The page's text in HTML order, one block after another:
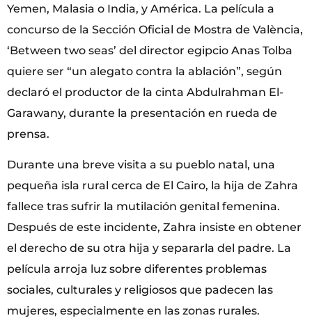
Yemen, Malasia o India, y América. La película a
concurso de la Sección Oficial de Mostra de València,
‘Between two seas’ del director egipcio Anas Tolba
quiere ser “un alegato contra la ablación”, según
declaró el productor de la cinta Abdulrahman El-
Garawany, durante la presentación en rueda de
prensa.
Durante una breve visita a su pueblo natal, una
pequeña isla rural cerca de El Cairo, la hija de Zahra
fallece tras sufrir la mutilación genital femenina.
Después de este incidente, Zahra insiste en obtener
el derecho de su otra hija y separarla del padre. La
película arroja luz sobre diferentes problemas
sociales, culturales y religiosos que padecen las
mujeres, especialmente en las zonas rurales.